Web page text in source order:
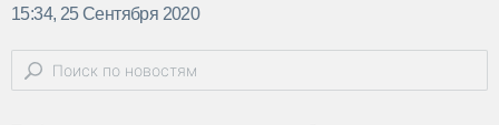
15:34, 25 Сентября 2020